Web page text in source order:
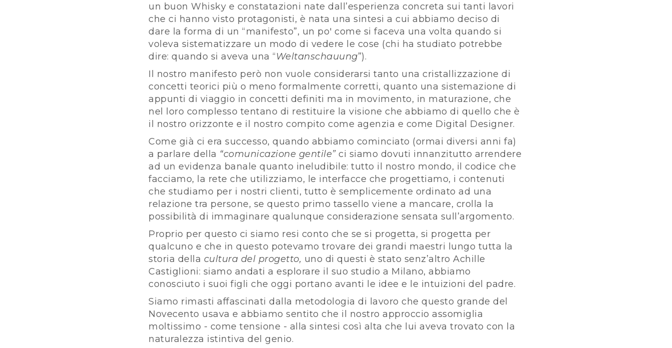
un buon Whisky e constatazioni nate dall’esperienza concreta sui tanti lavori
che ci hanno visto protagonisti, è nata una sintesi a cui abbiamo deciso di
dare la forma di un “manifesto”, un po' come si faceva una volta quando si
voleva sistematizzare un modo di vedere le cose (chi ha studiato potrebbe
dire: quando si aveva una “Weltanschauung”).
Il nostro manifesto però non vuole considerarsi tanto una cristallizzazione di
concetti teorici più o meno formalmente corretti, quanto una sistemazione di
appunti di viaggio in concetti definiti ma in movimento, in maturazione, che
nel loro complesso tentano di restituire la visione che abbiamo di quello che è
il nostro orizzonte e il nostro compito come agenzia e come Digital Designer.
Come già ci era successo, quando abbiamo cominciato (ormai diversi anni fa)
a parlare della “comunicazione gentile”ci siamo dovuti innanzitutto arrendere
ad un evidenza banale quanto ineludibile: tutto il nostro mondo, il codice che
facciamo, la rete che utilizziamo, le interfacce che progettiamo, i contenuti
che studiamo per i nostri clienti, tutto è semplicemente ordinato ad una
relazione tra persone, se questo primo tassello viene a mancare, crolla la
possibilità di immaginare qualunque considerazione sensata sull’argomento.
Proprio per questo ci siamo resi conto che se si progetta, si progetta per
qualcuno e che in questo potevamo trovare dei grandi maestri lungo tutta la
storia della cultura del progetto, uno di questi è stato senz’altro Achille
Castiglioni: siamo andati a esplorare il suo studio a Milano, abbiamo
conosciuto i suoi figli che oggi portano avanti le idee e le intuizioni del padre.
Siamo rimasti affascinati dalla metodologia di lavoro che questo grande del
Novecento usava e abbiamo sentito che il nostro approccio assomiglia
moltissimo - come tensione - alla sintesi così alta che lui aveva trovato con la
naturalezza istintiva del genio.